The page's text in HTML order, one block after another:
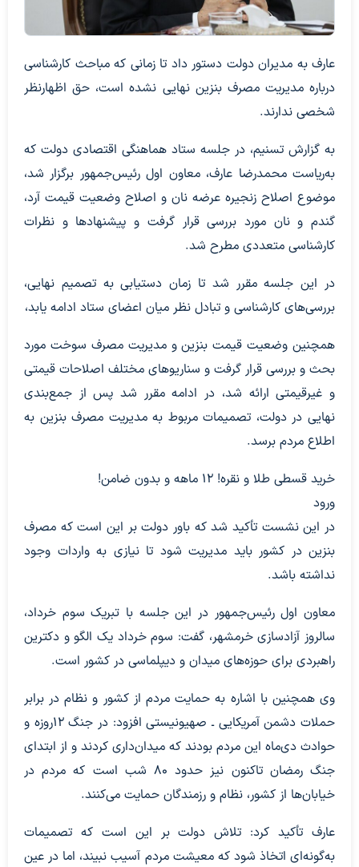
عارف به مدیران دولت دستور داد تا زمانی که مباحث کارشناسی
درباره مدیریت مصرف بنزین نهایی نشده است، حق اظهارنظر
شخصی ندارند.
به گزارش تسنیم، در جلسه ستاد هماهنگی اقتصادی دولت که
به‌ریاست محمدرضا عارف، معاون اول رئیس‌جمهور برگزار شد،
موضوع اصلاح زنجیره عرضه نان و اصلاح وضعیت قیمت آرد،
گندم و نان مورد بررسی قرار گرفت و پیشنهادها و نظرات
کارشناسی متعددی مطرح شد.
در این جلسه مقرر شد تا زمان دستیابی به تصمیم نهایی،
بررسی‌های کارشناسی و تبادل نظر میان اعضای ستاد ادامه یابد،
همچنین وضعیت قیمت بنزین و مدیریت مصرف سوخت مورد
بحث و بررسی قرار گرفت و سناریوهای مختلف اصلاحات قیمتی
و غیرقیمتی ارائه شد، در ادامه مقرر شد پس از جمع‌بندی
نهایی در دولت، تصمیمات مربوط به مدیریت مصرف بنزین به
اطلاع مردم برسد.
خرید قسطی طلا و نقره! 12 ماهه و بدون ضامن!
ورود
در این نشست تأکید شد که باور دولت بر این است که مصرف
بنزین در کشور باید مدیریت شود تا نیازی به واردات وجود
نداشته باشد.
معاون اول رئیس‌جمهور در این جلسه با تبریک سوم خرداد،
سالروز آزادسازی خرمشهر، گفت: سوم خرداد یک الگو و دکترین
راهبردی برای حوزه‌های میدان و دیپلماسی در کشور است.
وی همچنین با اشاره به حمایت مردم از کشور و نظام در برابر
حملات دشمن آمریکایی ـ صهیونیستی افزود: در جنگ ۱۲روزه و
حوادث دی‌ماه این مردم بودند که میدان‌داری کردند و از ابتدای
جنگ رمضان تاکنون نیز حدود ۸۰ شب است که مردم در
خیابان‌ها از کشور، نظام و رزمندگان حمایت می‌کنند.
عارف تأکید کرد: تلاش دولت بر این است که تصمیمات
به‌گونه‌ای اتخاذ شود که معیشت مردم آسیب نبیند، اما در عین